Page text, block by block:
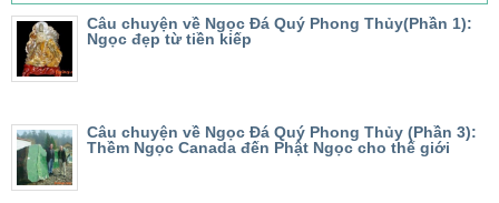
Câu chuyện về Ngọc Đá Quý Phong Thủy(Phần 1):
Ngọc đẹp từ tiền kiếp
Câu chuyện về Ngọc Đá Quý Phong Thủy (Phần 3):
Thềm Ngọc Canada đến Phật Ngọc cho thế giới